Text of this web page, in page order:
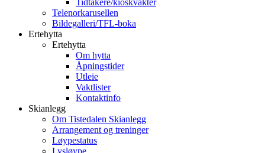
Tidtakere/kioskvakter
Telenorkarusellen
Bildegalleri/TFL-boka
Ertehytta
Ertehytta
Om hytta
Åpningstider
Utleie
Vaktlister
Kontaktinfo
Skianlegg
Om Tistedalen Skianlegg
Arrangement og treninger
Løypestatus